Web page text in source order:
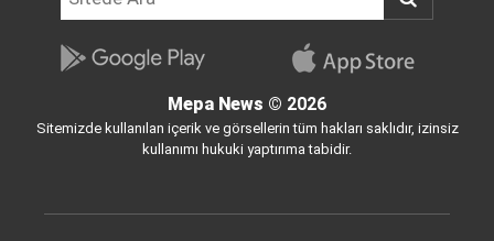
Mepa News © 2026
Sitemizde kullanılan içerik ve görsellerin tüm hakları saklıdır, izinsiz
kullanımı hukuki yaptırıma tabidir.